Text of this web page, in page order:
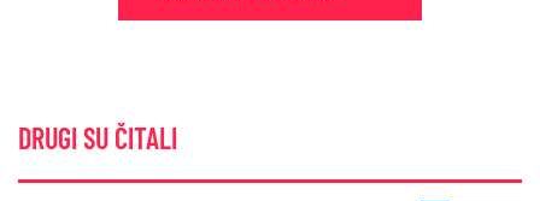
DRUGI SU ČITALI